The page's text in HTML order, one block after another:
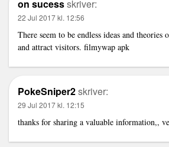
on sucessskriver:
22 Jul 2017 kl. 12:56
There seem to be endless ideas and theories
and attract visitors. filmywap apk
PokeSniper2skriver:
29 Jul 2017 kl. 12:15
thanks for sharing a valuable information,,